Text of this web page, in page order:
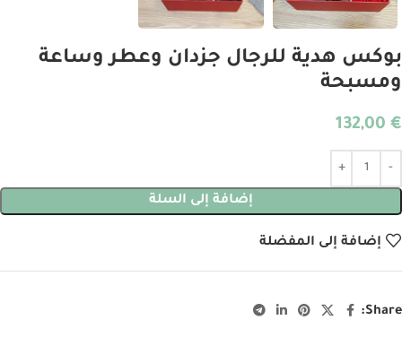
بوكس هدية للرجال جزدان وعطر وساعة
ومسبحة
132,00 €
إضافة إلى السلة
Alternative:
إضافة إلى المفضلة
Share: